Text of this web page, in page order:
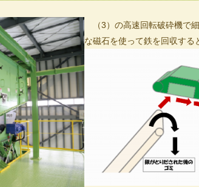
（3）の高速回転破砕機で
な磁石を使って鉄を回収する